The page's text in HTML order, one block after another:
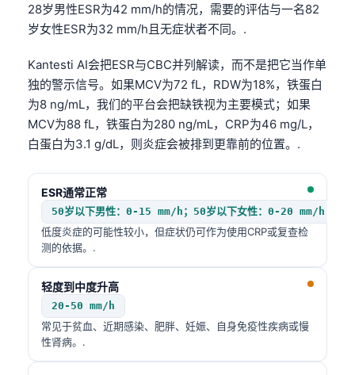
28岁男性ESR为42 mm/h的情况，需要的评估与一名82
岁女性ESR为32 mm/h且无症状者不同。.
Kantesti AI会把ESR与CBC并列解读，而不是把它当作单
独的警示信号。如果MCV为72 fL，RDW为18%，铁蛋白
为8 ng/mL，我们的平台会把缺铁视为主要模式；如果
MCV为88 fL，铁蛋白为280 ng/mL，CRP为46 mg/L，
白蛋白为3.1 g/dL，则炎症会被排到更靠前的位置。.
ESR通常正常
50岁以下男性：0-15 mm/h；50岁以下女性：0-20 mm/h
低度炎症的可能性较小，但症状仍可作为使用CRP或复查检
测的依据。.
轻度到中度升高
20-50 mm/h
常见于贫血、近期感染、肥胖、妊娠、自身免疫性疾病或慢
性肾病。.